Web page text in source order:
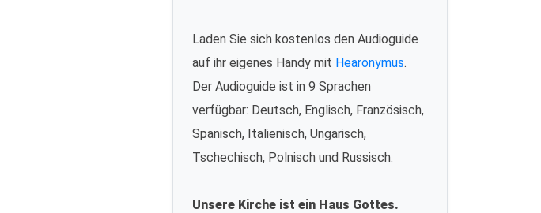
Laden Sie sich kostenlos den Audioguide
auf ihr eigenes Handy mit Hearonymus.
Der Audioguide ist in 9 Sprachen
verfügbar: Deutsch, Englisch, Französisch,
Spanisch, Italienisch, Ungarisch,
Tschechisch, Polnisch und Russisch.
Unsere Kirche ist ein Haus Gottes.